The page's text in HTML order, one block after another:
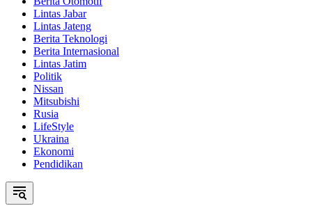
Lintas Jabar
Lintas Jateng
Berita Teknologi
Berita Internasional
Lintas Jatim
Politik
Nissan
Mitsubishi
Rusia
LifeStyle
Ukraina
Ekonomi
Pendidikan